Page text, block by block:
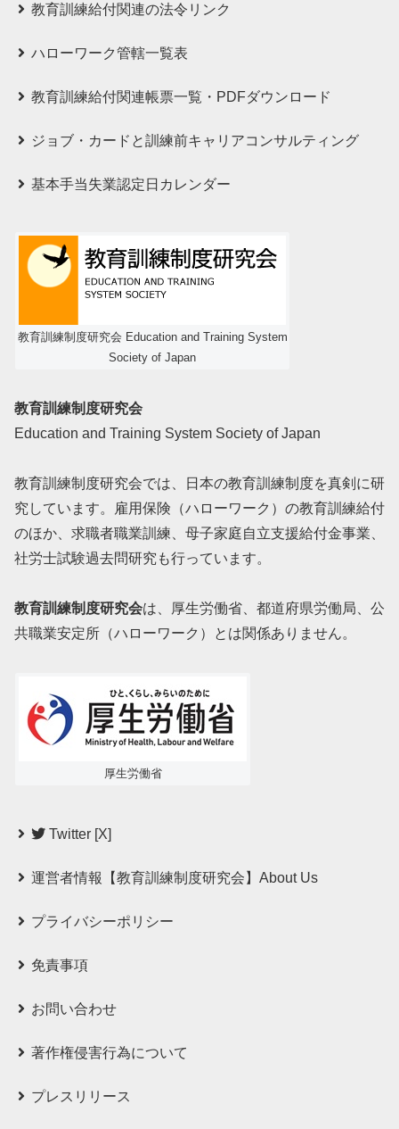
教育訓練給付関連の法令リンク
ハローワーク管轄一覧表
教育訓練給付関連帳票一覧・PDFダウンロード
ジョブ・カードと訓練前キャリアコンサルティング
基本手当失業認定日カレンダー
教育訓練制度研究会 Education and Training System
Society of Japan
教育訓練制度研究会
Education and Training System Society of Japan
教育訓練制度研究会では、日本の教育訓練制度を真剣に研
究しています。雇用保険（ハローワーク）の教育訓練給付
のほか、求職者職業訓練、母子家庭自立支援給付金事業、
社労士試験過去問研究も行っています。
教育訓練制度研究会は、厚生労働省、都道府県労働局、公
共職業安定所（ハローワーク）とは関係ありません。
厚生労働省
Twitter [X]
運営者情報【教育訓練制度研究会】About Us
プライバシーポリシー
免責事項
お問い合わせ
著作権侵害行為について
プレスリリース